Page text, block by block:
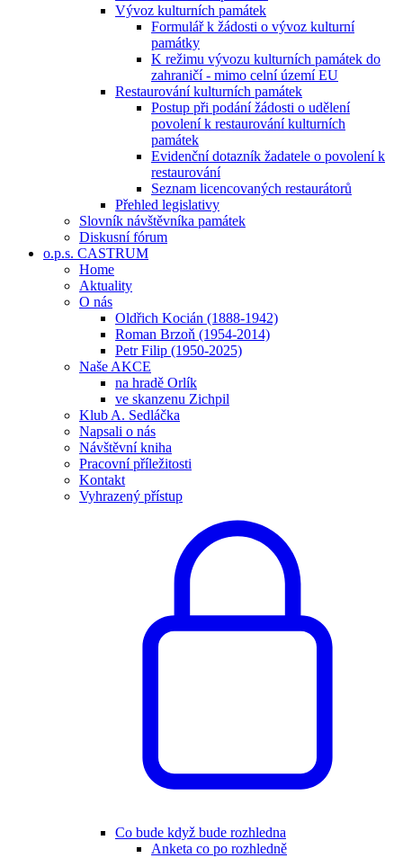
Vývoz kulturních památek
Formulář k žádosti o vývoz kulturní
památky
K režimu vývozu kulturních památek do
zahraničí - mimo celní území EU
Restaurování kulturních památek
Postup při podání žádosti o udělení
povolení k restaurování kulturních
památek
Evidenční dotazník žadatele o povolení k
restaurování
Seznam licencovaných restaurátorů
Přehled legislativy
Slovník návštěvníka památek
Diskusní fórum
o.p.s. CASTRUM
Home
Aktuality
O nás
Oldřich Kocián (1888-1942)
Roman Brzoň (1954-2014)
Petr Filip (1950-2025)
Naše AKCE
na hradě Orlík
ve skanzenu Zichpil
Klub A. Sedláčka
Napsali o nás
Návštěvní kniha
Pracovní příležitosti
Kontakt
Vyhrazený přístup
Co bude když bude rozhledna
Anketa co po rozhledně